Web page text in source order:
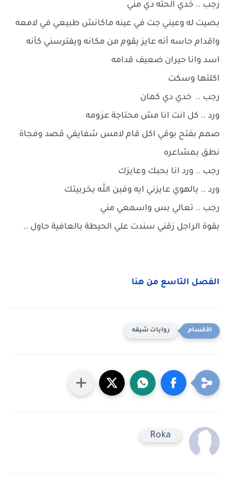
رجب .. خدي الحته دي مني
بصيت له وعيني جت في عينه ماكانش طبيعي في لامعه
واقدام حاسه أنه عايز يقوم من مكانه ويفترسني كأنه
اسد وانا حيران ضعيف قدامه
اكلتها وسكت
رجب .. خدي دي كمان
ورد .. كل انت انا مش محتاجة عزومه
صمم بفتح بوقي اكل قام لامس شفايفي قصد وفجاة
نطق بمشاعره
رجب .. ورد انا بحبك وعايزك
ورد .. يالهوي عايزني ايه وفين الله يخربيتك
رجب .. تعالي بس واسمعي مني
بقوة الراجل زقني سندت علي الحيطة بالعافية حاول ..
الفصل التاسع من هنا
روايات شيقه
Roka